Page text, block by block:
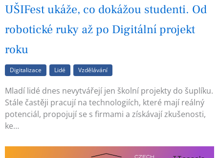
UŠIFest ukáže, co dokážou studenti. Od
robotické ruky až po Digitální projekt
roku
Digitalizace Lidé Vzdělávání
Mladí lidé dnes nevytvářejí jen školní projekty do šuplíku.
Stále častěji pracují na technologiích, které mají reálný
potenciál, propojují se s firmami a získávají zkušenosti,
ke…